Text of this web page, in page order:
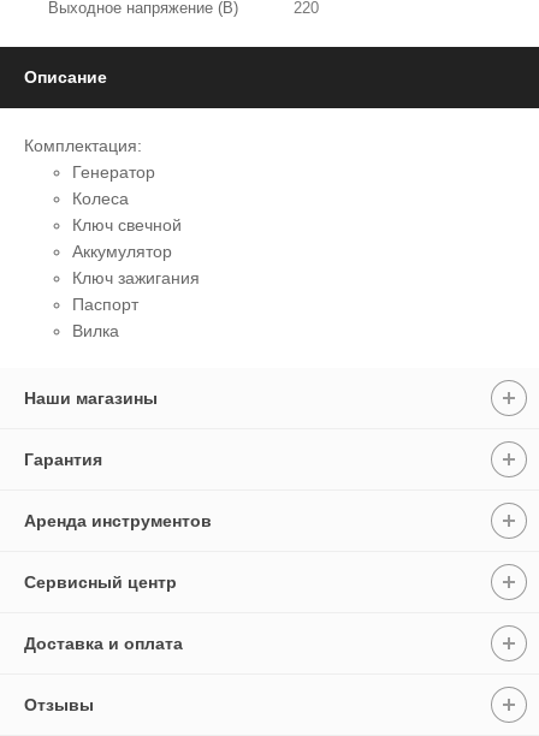
Выходное напряжение (В)
220
Описание
Комплектация:
Генератор
Колеса
Ключ свечной
Аккумулятор
Ключ зажигания
Паспорт
Вилка
Наши магазины
Гарантия
Аренда инструментов
Сервисный центр
Доставка и оплата
Отзывы